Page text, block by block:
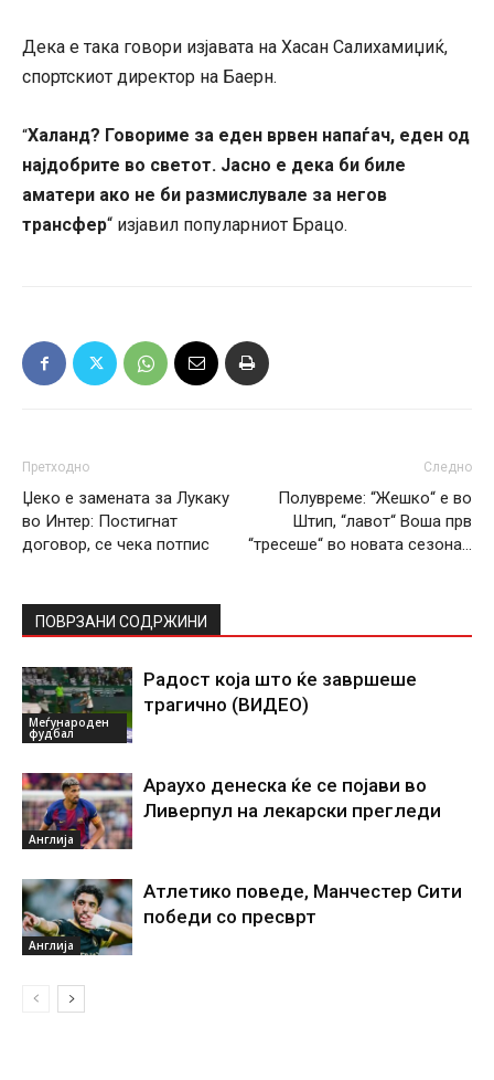
Дека е така говори изјавата на Хасан Салихамиџиќ,
спортскиот директор на Баерн.
“Халанд? Говориме за еден врвен напаѓач, еден од
најдобрите во светот. Јасно е дека би биле
аматери ако не би размислувале за негов
трансфер“ изјавил популарниот Брацо.
Претходно
Џеко е замената за Лукаку
во Интер: Постигнат
договор, се чека потпис
Следно
Полувреме: “Жешко“ е во
Штип, “лавот“ Воша прв
“тресеше“ во новата сезона…
ПОВРЗАНИ СОДРЖИНИ
Меѓународен
фудбал
Радост која што ќе завршеше
трагично (ВИДЕО)
Англија
Араухо денеска ќе се појави во
Ливерпул на лекарски прегледи
Англија
Атлетико поведе, Манчестер Сити
победи со пресврт